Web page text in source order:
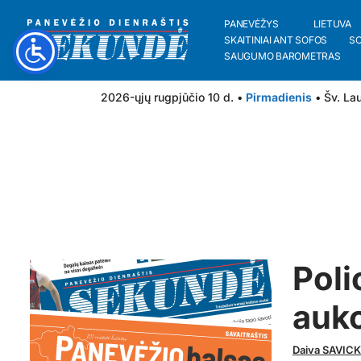
PANEVĖŽYS
LIETUVA
SKAITINIAI ANT SOFOS
SAUGUMO BAROMETRAS
2026-ųjų rugpjūčio 10 d. • Pirmadienis• Šv.
Daiva